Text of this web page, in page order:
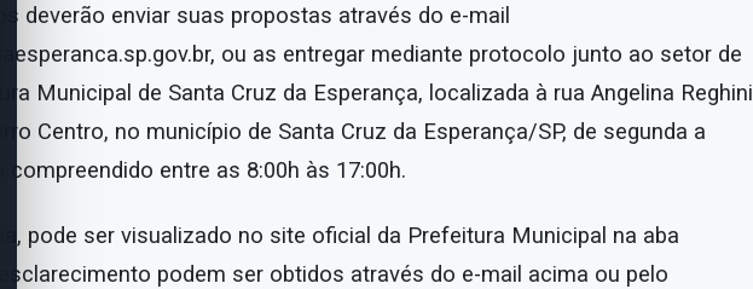
deverão enviar suas propostas através do e-mail
ou as entregar mediante protocolo junto ao setor de
Municipal de Santa Cruz da Esperança, localizada à rua Angelina Reghini
Centro, no município de Santa Cruz da Esperança/SP, de segunda a
compreendido entre as 8:00h às 17:00h.
pode ser visualizado no site oficial da Prefeitura Municipal na aba
podem ser obtidos através do e-mail acima ou pelo